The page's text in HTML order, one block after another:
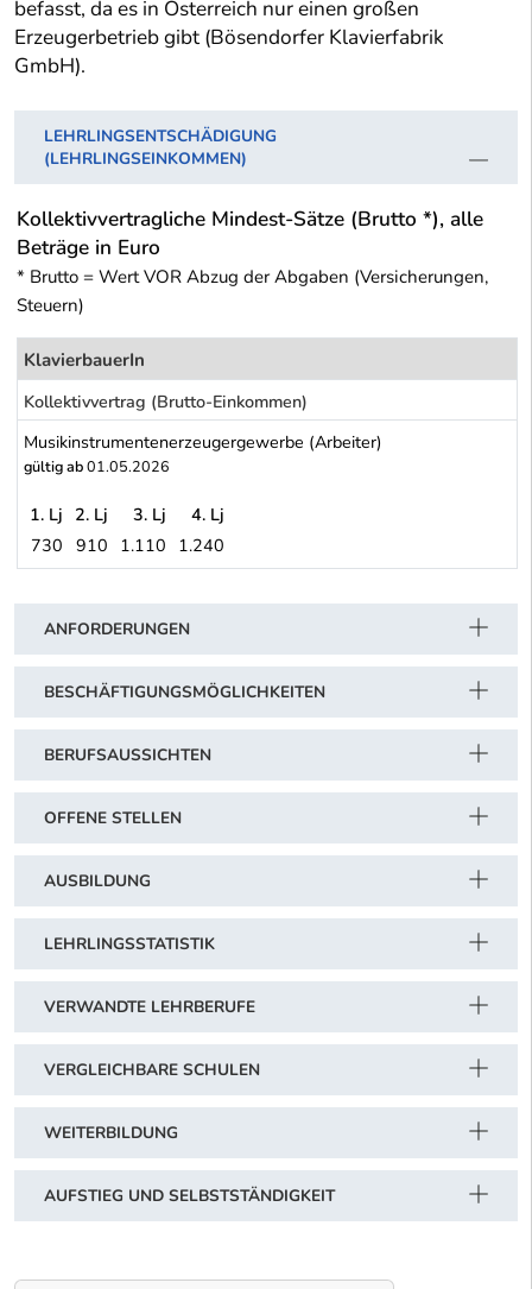
befasst, da es in Österreich nur einen großen
Erzeugerbetrieb gibt (Bösendorfer Klavierfabrik
GmbH).
LEHRLINGSENTSCHÄDIGUNG
(LEHRLINGSEINKOMMEN)
Kollektivvertragliche Mindest-Sätze (Brutto *), alle
Beträge in Euro
* Brutto = Wert VOR Abzug der Abgaben (Versicherungen,
Steuern)
KlavierbauerIn
Kollektivvertrag (Brutto-Einkommen)
Musikinstrumentenerzeugergewerbe (Arbeiter)
gültig ab01.05.2026
Musikinstrumentenerzeugergewerbe (Arbeiter)
1. Lj 2. Lj 3. Lj
4. Lj
730 910 1.110 1.240
ANFORDERUNGEN
BESCHÄFTIGUNGSMÖGLICHKEITEN
BERUFSAUSSICHTEN
OFFENE STELLEN
AUSBILDUNG
LEHRLINGSSTATISTIK
VERWANDTE LEHRBERUFE
VERGLEICHBARE SCHULEN
WEITERBILDUNG
AUFSTIEG UND SELBSTSTÄNDIGKEIT